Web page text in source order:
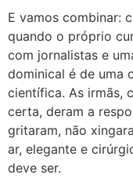
E vamos combinar:
quando o próprio
com jornalistas e
dominical é de uma
científica. As irmãs,
certa, deram a
gritaram, não
ar, elegante e
deve ser.